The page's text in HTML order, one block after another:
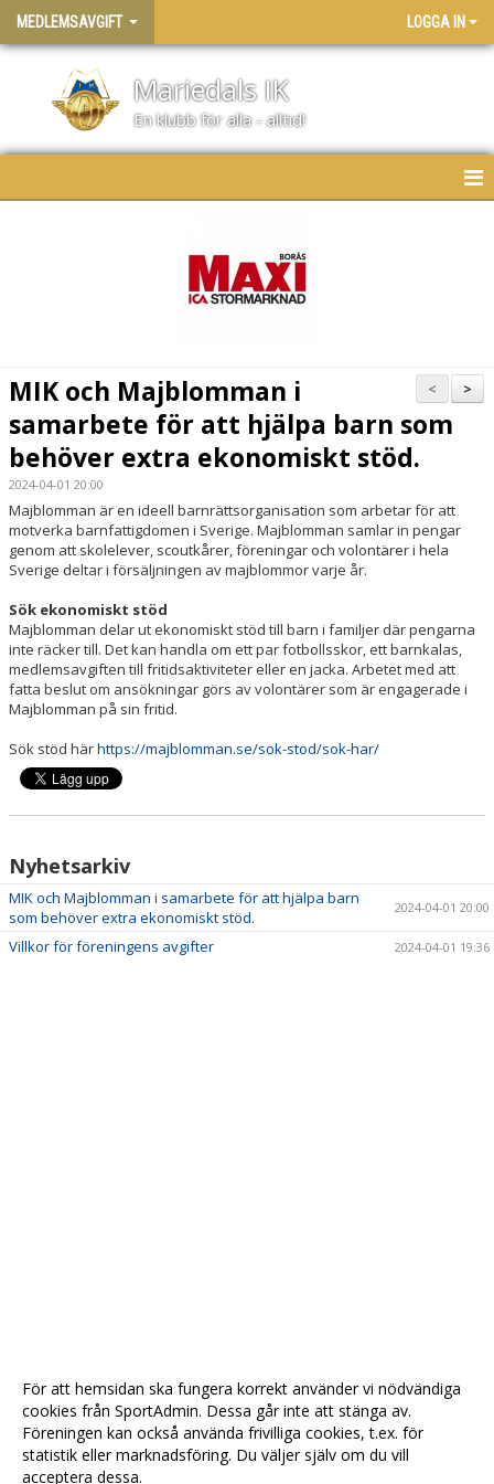
MEDLEMSAVGIFT LOGGA IN
Mariedals IK
En klubb för alla - alltid!
>
<
MIK och Majblomman i
samarbete för att hjälpa barn som
behöver extra ekonomiskt stöd.
2024-04-01 20:00
Majblomman är en ideell barnrättsorganisation som arbetar för att
motverka barnfattigdomen i Sverige. Majblomman samlar in pengar
genom att skolelever, scoutkårer, föreningar och volontärer i hela
Sverige deltar i försäljningen av majblommor varje år.
Sök ekonomiskt stöd
Majblomman delar ut ekonomiskt stöd till barn i familjer där pengarna
inte räcker till. Det kan handla om ett par fotbollsskor, ett barnkalas,
medlemsavgiften till fritidsaktiviteter eller en jacka. Arbetet med att
fatta beslut om ansökningar görs av volontärer som är engagerade i
Majblomman på sin fritid.
Sök stöd härhttps://majblomman.se/sok-stod/sok-har/
Nyhetsarkiv
MIK och Majblomman i samarbete för att hjälpa barn
som behöver extra ekonomiskt stöd.
2024-04-01 20:00
Villkor för föreningens avgifter 2024-04-01 19:36
För att hemsidan ska fungera korrekt använder vi nödvändiga
cookies från SportAdmin. Dessa går inte att stänga av.
Föreningen kan också använda frivilliga cookies, t.ex. för
statistik eller marknadsföring. Du väljer själv om du vill
acceptera dessa.